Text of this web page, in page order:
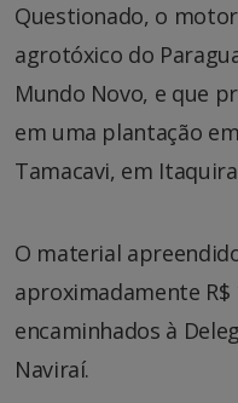
Questionado, o
agrotóxico do
Mundo Novo, e que
em uma plantação
Tamacavi, em
O material
aproximadamente
encaminhados à
Naviraí.